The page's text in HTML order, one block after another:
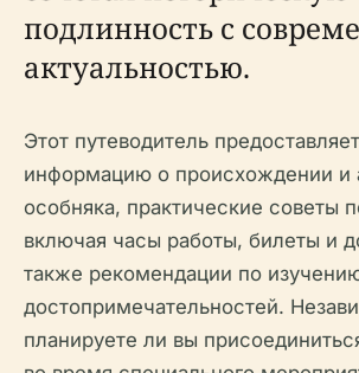
подлинность с
актуальностью.
Этот путеводитель
информацию о происхождении и
особняка, практические советы
включая часы работы, билеты и
также рекомендации по
достопримечательностей.
планируете ли вы